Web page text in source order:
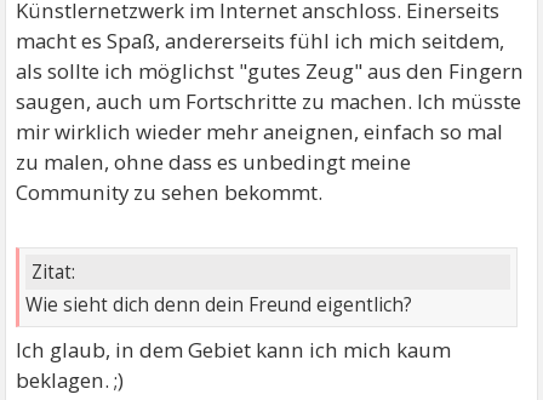
Künstlernetzwerk im Internet anschloss. Einerseits
macht es Spaß, andererseits fühl ich mich seitdem,
als sollte ich möglichst "gutes Zeug" aus den Fingern
saugen, auch um Fortschritte zu machen. Ich müsste
mir wirklich wieder mehr aneignen, einfach so mal
zu malen, ohne dass es unbedingt meine
Community zu sehen bekommt.
Zitat:
Wie sieht dich denn dein Freund eigentlich?
Ich glaub, in dem Gebiet kann ich mich kaum
beklagen. ;)